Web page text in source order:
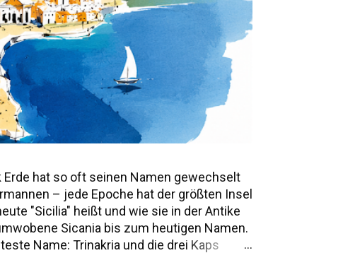
hat so oft seinen Namen gewechselt
– jede Epoche hat der größten Insel
"Sicilia" heißt und wie sie in der Antike
Sicania bis zum heutigen Namen.
Name: Trinakria und die drei Kaps